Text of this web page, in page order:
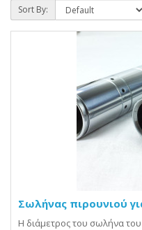
Sort By:
Σωλήνας πιρουνιού
Η διάμετρος του σωλήνα του